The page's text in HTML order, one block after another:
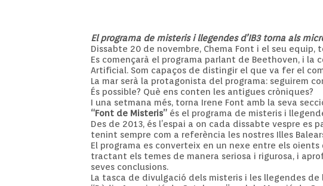
El programa de misteris i llegendes d’IB3 torna als
Dissabte 20 de novembre, Chema Font i el seu
Es començarà el programa parlant de Beethoven, i
Artificial. Som capaços de distingir el que va fer el
La mar serà la protagonista del programa: seguirem
És possible? Què ens conten les antigues cròniques?
I una setmana més, torna Irene Font amb la seva
“Font de Misteris” és el programa de misteris i
Des de 2013, és l’espai a on cada dissabte vespre
tenint sempre com a referència les nostres Illes
El programa es converteix en un nexe entre els
tractant els temes de manera seriosa i rigurosa, i
seves conclusions.
La tasca de divulgació dels misteris i les llegendes